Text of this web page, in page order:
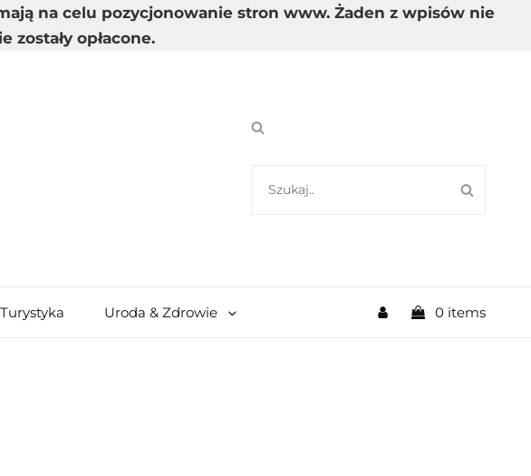
na celu pozycjonowanie stron www. Żaden z wpisów nie
opłacone.
FOR:
Uroda & Zdrowie
My
0 items